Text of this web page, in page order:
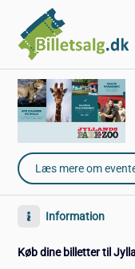
Læs mere om
Information
Køb dine billetter til